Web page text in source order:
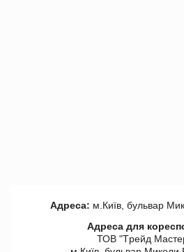
Адреса: м.Київ, бульвар
Адреса для
ТОВ "Tрейд